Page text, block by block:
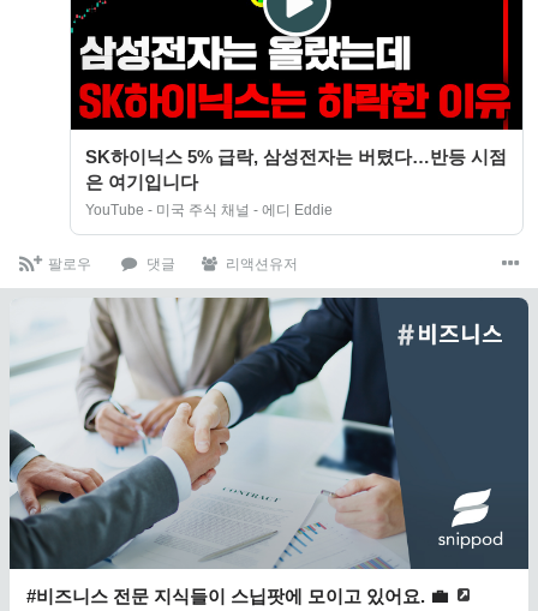
SK하이닉스 5% 급락, 삼성전자는 버텼다…반등 시점
은 여기입니다
YouTube - 미국 주식 채널 - 에디 Eddie
팔로우 댓글 리액션유저
#비즈니스 전문 지식들이 스닙팟에 모이고 있어요. 💼